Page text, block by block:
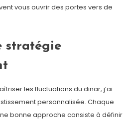
vous ouvrir des portes vers de
stratégie
les fluctuations du dinar, j’ai
personnalisée. Chaque
bonne approche consiste à définir